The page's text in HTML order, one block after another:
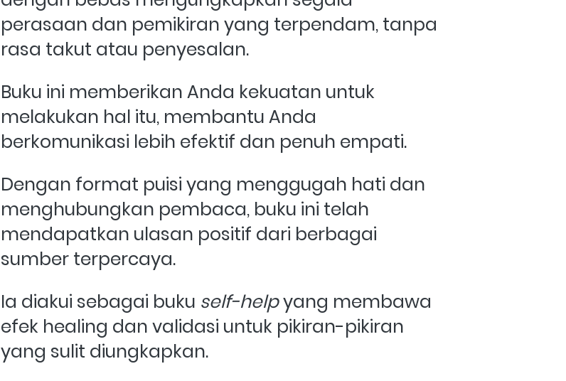
perasaan dan pemikiran yang terpendam, tanpa
rasa takut atau penyesalan.
Buku ini memberikan Anda kekuatan untuk
melakukan hal itu, membantu Anda
berkomunikasi lebih efektif dan penuh empati.
Dengan format puisi yang menggugah hati dan
menghubungkan pembaca, buku ini telah
mendapatkan ulasan positif dari berbagai
sumber terpercaya.
Ia diakui sebagai buku self-help yang membawa
efek healing dan validasi untuk pikiran-pikiran
yang sulit diungkapkan.